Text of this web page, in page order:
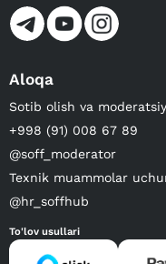
Aloqa
Sotib olish va
+998 (91) 008 67 89
@soff_moderator
Texnik muammolar
@hr_soffhub
To'lov usullari